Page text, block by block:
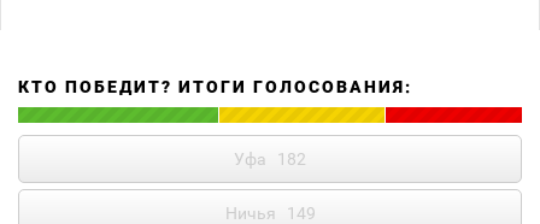
КТО ПОБЕДИТ? ИТОГИ ГОЛОСОВАНИЯ:
Уфа 182
Ничья 149